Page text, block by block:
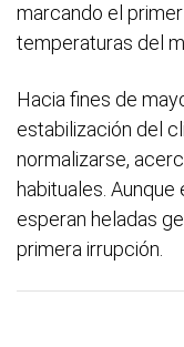
marcando el
temperaturas del
Hacia fines de
estabilización del
normalizarse,
habituales.
esperan heladas
primera irrupción.